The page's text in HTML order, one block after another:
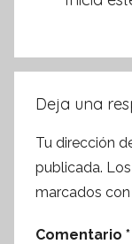
Deja una
Tu dirección
publicada.
marcados con
Comentario *